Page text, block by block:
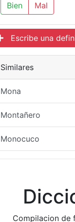
Bien Mal
Escribe una
Similares
Mona
Montañero
Monocuco
Compilacion de